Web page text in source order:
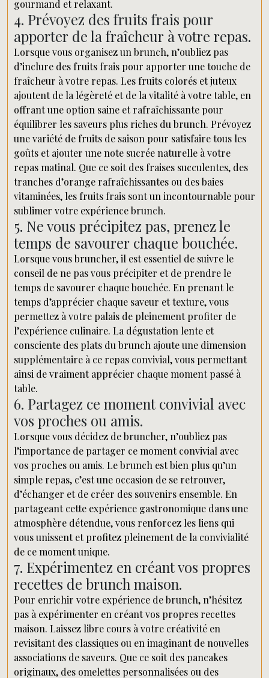
gourmand et relaxant.
4. Prévoyez des fruits frais pour
apporter de la fraîcheur à votre repas.
Lorsque vous organisez un brunch, n’oubliez pas
d’inclure des fruits frais pour apporter une touche de
fraîcheur à votre repas. Les fruits colorés et juteux
ajoutent de la légèreté et de la vitalité à votre table, en
offrant une option saine et rafraîchissante pour
équilibrer les saveurs plus riches du brunch. Prévoyez
une variété de fruits de saison pour satisfaire tous les
goûts et ajouter une note sucrée naturelle à votre
repas matinal. Que ce soit des fraises succulentes, des
tranches d’orange rafraîchissantes ou des baies
vitaminées, les fruits frais sont un incontournable pour
sublimer votre expérience brunch.
5. Ne vous précipitez pas, prenez le
temps de savourer chaque bouchée.
Lorsque vous bruncher, il est essentiel de suivre le
conseil de ne pas vous précipiter et de prendre le
temps de savourer chaque bouchée. En prenant le
temps d’apprécier chaque saveur et texture, vous
permettez à votre palais de pleinement profiter de
l’expérience culinaire. La dégustation lente et
consciente des plats du brunch ajoute une dimension
supplémentaire à ce repas convivial, vous permettant
ainsi de vraiment apprécier chaque moment passé à
table.
6. Partagez ce moment convivial avec
vos proches ou amis.
Lorsque vous décidez de bruncher, n’oubliez pas
l’importance de partager ce moment convivial avec
vos proches ou amis. Le brunch est bien plus qu’un
simple repas, c’est une occasion de se retrouver,
d’échanger et de créer des souvenirs ensemble. En
partageant cette expérience gastronomique dans une
atmosphère détendue, vous renforcez les liens qui
vous unissent et profitez pleinement de la convivialité
de ce moment unique.
7. Expérimentez en créant vos propres
recettes de brunch maison.
Pour enrichir votre expérience de brunch, n’hésitez
pas à expérimenter en créant vos propres recettes
maison. Laissez libre cours à votre créativité en
revisitant des classiques ou en imaginant de nouvelles
associations de saveurs. Que ce soit des pancakes
originaux, des omelettes personnalisées ou des